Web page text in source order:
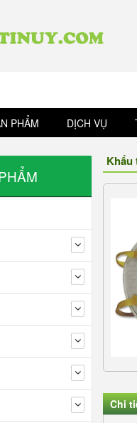
PHẨM DỊCH VỤ
Khẩu
Chi